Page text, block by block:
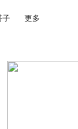
子 更多